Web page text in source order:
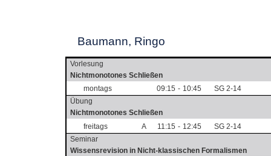
Baumann, Ringo
Vorlesung
Nichtmonotones Schließen
montags
09:15 - 10:45
SG 2-14
Übung
Nichtmonotones Schließen
freitags
A 11:15 - 12:45
SG 2-14
Seminar
Wissensrevision in Nicht-klassischen Formalismen